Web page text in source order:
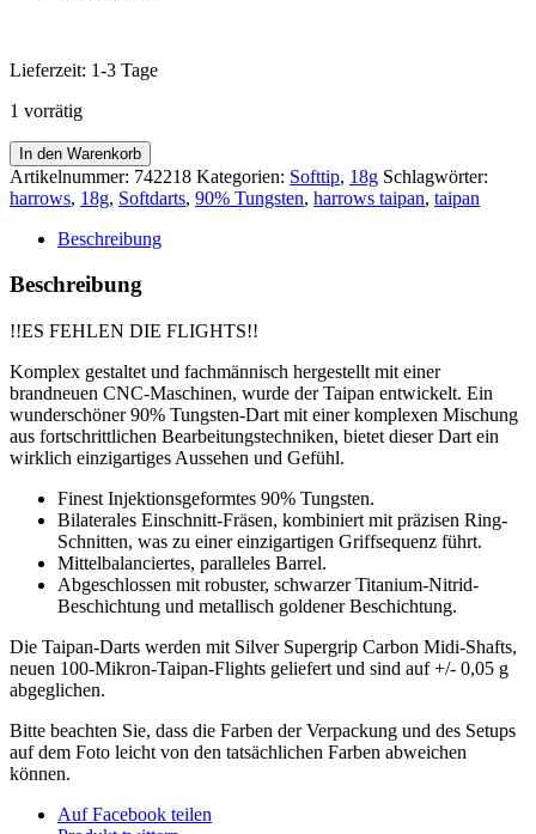
Lieferzeit: 1-3 Tage
1 vorrätig
-
-
Harrows
Taipan
-
18g
Softdarts
Menge
In den Warenkorb
Artikelnummer: 742218 Kategorien: Softtip, 18g Schlagwörter:
harrows, 18g, Softdarts, 90% Tungsten, harrows taipan, taipan
Beschreibung
Beschreibung
!!ES FEHLEN DIE FLIGHTS!!
Komplex gestaltet und fachmännisch hergestellt mit einer
brandneuen CNC-Maschinen, wurde der Taipan entwickelt. Ein
wunderschöner 90% Tungsten-Dart mit einer komplexen Mischung
aus fortschrittlichen Bearbeitungstechniken, bietet dieser Dart ein
wirklich einzigartiges Aussehen und Gefühl.
Finest Injektionsgeformtes 90% Tungsten.
Bilaterales Einschnitt-Fräsen, kombiniert mit präzisen Ring-
Schnitten, was zu einer einzigartigen Griffsequenz führt.
Mittelbalanciertes, paralleles Barrel.
Abgeschlossen mit robuster, schwarzer Titanium-Nitrid-
Beschichtung und metallisch goldener Beschichtung.
Die Taipan-Darts werden mit Silver Supergrip Carbon Midi-Shafts,
neuen 100-Mikron-Taipan-Flights geliefert und sind auf +/- 0,05 g
abgeglichen.
Bitte beachten Sie, dass die Farben der Verpackung und des Setups
auf dem Foto leicht von den tatsächlichen Farben abweichen
können.
Auf Facebook teilen